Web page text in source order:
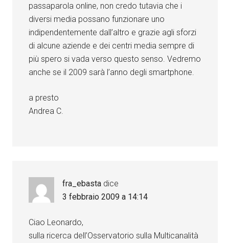
passaparola online, non credo tutavia che i
diversi media possano funzionare uno
indipendentemente dall’altro e grazie agli sforzi
di alcune aziende e dei centri media sempre di
più spero si vada verso questo senso. Vedremo
anche se il 2009 sarà l’anno degli smartphone.
a presto
Andrea C.
fra_ebasta dice
3 febbraio 2009 a 14:14
Ciao Leonardo,
sulla ricerca dell’Osservatorio sulla Multicanalità